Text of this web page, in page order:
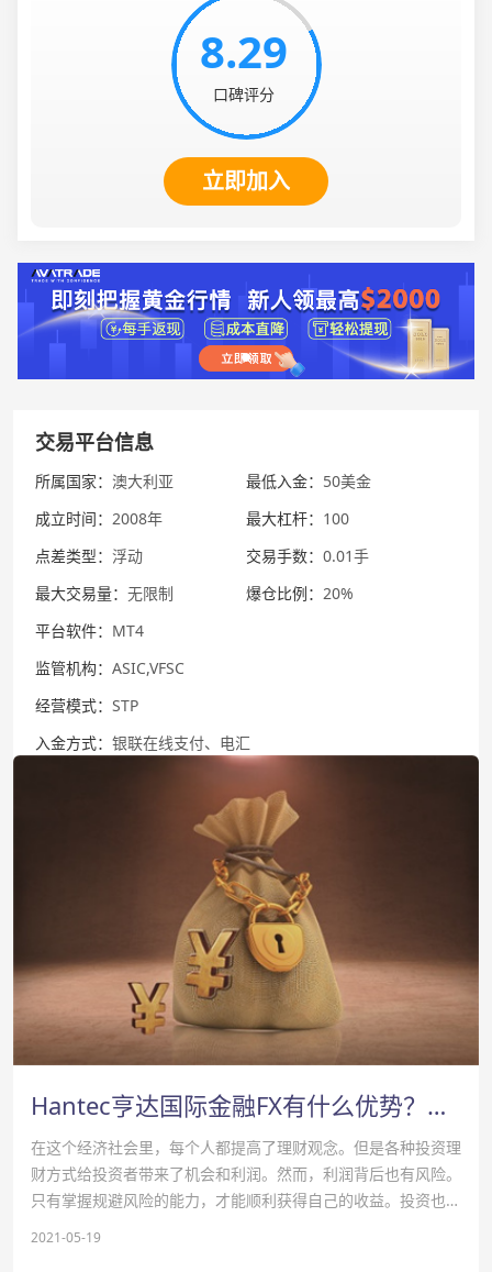
8.29
口碑评分
立即加入
交易平台信息
所属国家： 澳大利亚 最低入金： 50美金
成立时间： 2008年 最大杠杆： 100
点差类型： 浮动 交易手数： 0.01手
最大交易量： 无限制 爆仓比例： 20%
平台软件： MT4
监管机构： ASIC,VFSC
经营模式： STP
入金方式： 银联在线支付、电汇
Hantec亨达国际金融FX有什么优势？Hantec亨达国际FX怎么样？
在这个经济社会里，每个人都提高了理财观念。但是各种投资理
财方式给投资者带来了机会和利润。然而，利润背后也有风险。
只有掌握规避风险的能力，才能顺利获得自己的收益。投资也是
2021-05-19